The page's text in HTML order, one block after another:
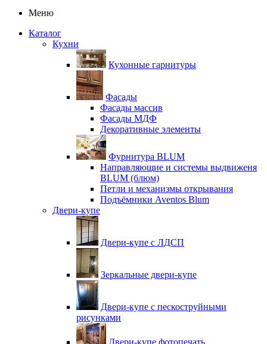
Меню
Каталог
Кухни
Кухонные гарнитуры
Фасады
Фасады массив
Фасады МДФ
Декоративные элементы
Фурнитура BLUM
Направляющие и системы выдвиженя
BLUM (блюм)
Петли и механизмы открывания
Подъёмники Aventos Blum
Двери-купе
Двери-купе с ЛДСП
Зеркальные двери-купе
Двери-купе с пескоструйными
рисунками
Двери-купе фотопечать